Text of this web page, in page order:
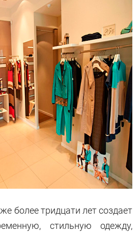
более тридцати лет создает
стильную одежду,